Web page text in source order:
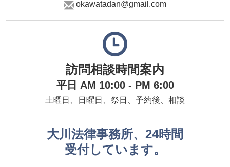
okawatadan@gmail.com
訪問相談時間案内
平日 AM 10:00 - PM 6:00
土曜日、日曜日、祭日、予約後、相談
大川法律事務所、24時間
受付しています。